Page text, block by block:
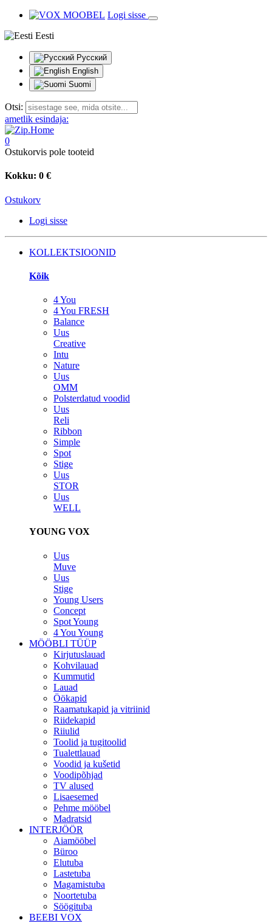
Logi sisse
Eesti
Русский
English
Suomi
Otsi:
ametlik esindaja:
0
Ostukorvis pole tooteid
Kokku: 0 €
Ostukorv
Logi sisse
KOLLEKTSIOONID
Kõik
4 You
4 You FRESH
Balance
Uus
Creative
Intu
Nature
Uus
OMM
Polsterdatud voodid
Uus
Reli
Ribbon
Simple
Spot
Stige
Uus
STOR
Uus
WELL
YOUNG VOX
Uus
Muve
Uus
Stige
Young Users
Concept
Spot Young
4 You Young
MÖÖBLI TÜÜP
Kirjutuslauad
Kohvilauad
Kummutid
Lauad
Öökapid
Raamatukapid ja vitriinid
Riidekapid
Riiulid
Toolid ja tugitoolid
Tualettlauad
Voodid ja kušetid
Voodipõhjad
TV alused
Lisaesemed
Pehme mööbel
Madratsid
INTERJÖÖR
Aiamööbel
Büroo
Elutuba
Lastetuba
Magamistuba
Noortetuba
Söögituba
BEEBI VOX